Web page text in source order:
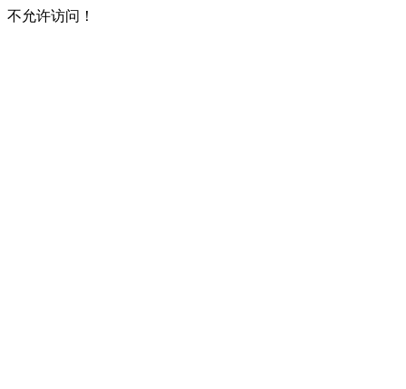
不允许访问！